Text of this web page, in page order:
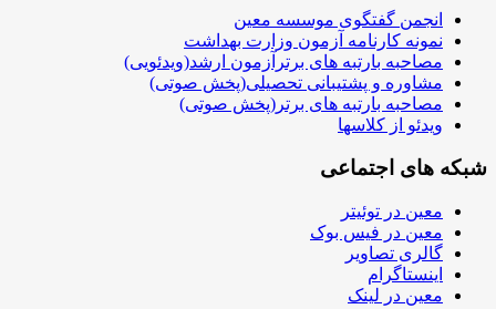
انجمن گفتگوی موسسه معین
نمونه کارنامه آزمون وزارت بهداشت
مصاحبه بارتبه های برترآزمون ارشد(ویدئویی)
مشاوره و پشتیبانی تحصیلی(پخش صوتی)
مصاحبه بارتبه های برتر(پخش صوتی)
ویدئو از کلاسها
شبکه های اجتماعی
معین در توئیتر
معین در فیس بوک
گالری تصاویر
اینستاگرام
معین در لینک